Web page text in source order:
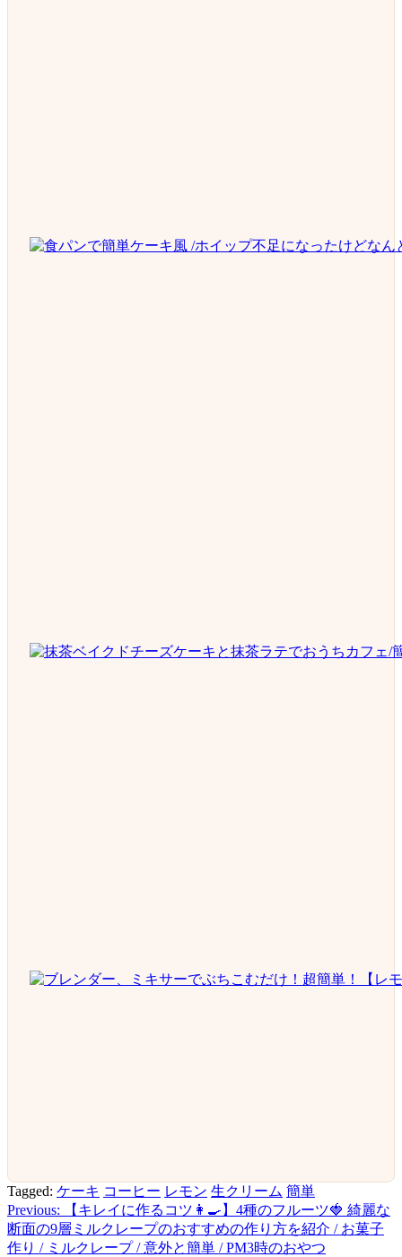
Tagged: ケーキ コーヒー レモン 生クリーム 簡単
投
稿
Previous:
【キレイに作るコツ👩‍🍳】4種のフルーツ🍓 綺麗な
断面の9層ミルクレープのおすすめの作り方を紹介 / お菓子
作り / ミルクレープ / 意外と簡単 / PM3時のおやつ